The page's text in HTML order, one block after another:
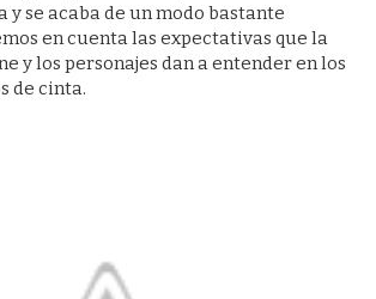
y se acaba de un modo bastante
en cuenta las expectativas que la
y los personajes dan a entender en los
de cinta.